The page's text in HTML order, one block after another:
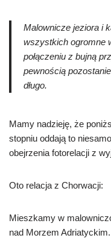
Malownicze jeziora i
wszystkich ogromne
połączeniu z bujną
pewnością
długo.
Mamy nadzieję, że
stopniu oddają to
obejrzenia fotorelacji z
Oto relacja z Chorwacji:
Mieszkamy w
nad Morzem